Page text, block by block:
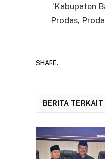
“Kabupaten
Prodas,
SHARE.
BERITA TERKAIT